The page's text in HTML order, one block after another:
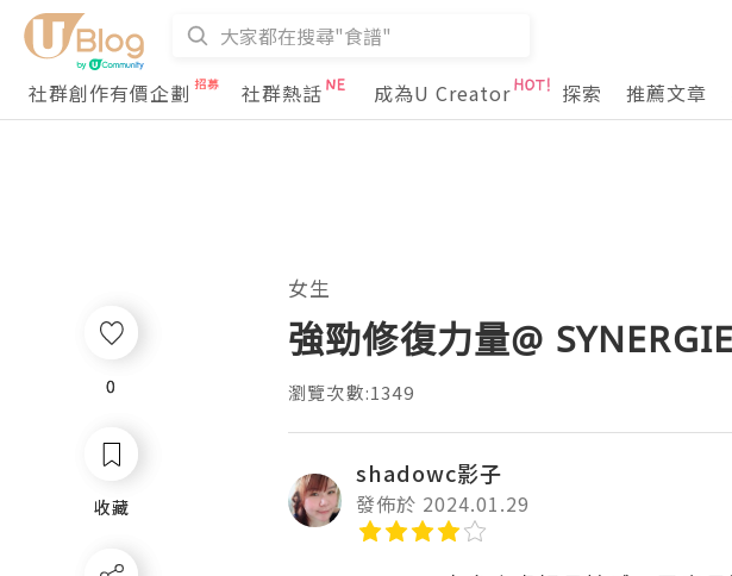
社群創作有價企劃 社群熱話 成為U Creator 探索 推薦文章
0
收藏
女生
強勁修復力量@
瀏覽次數:1349
shadowc影子
發佈於 2024.01.29
0
收藏